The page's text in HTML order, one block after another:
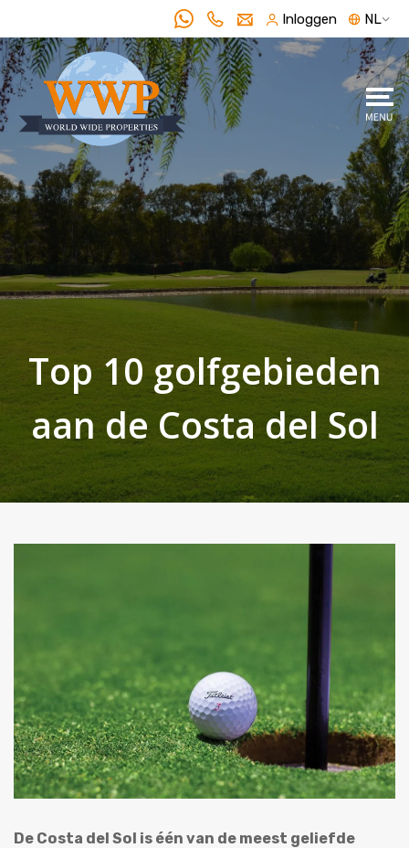
Inloggen NL
Top 10 golfgebieden
aan de Costa del Sol
De Costa del Sol is één van de meest geliefde